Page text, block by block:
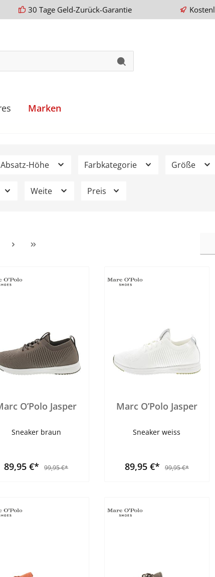
30 Tage Geld-Zurück-Garantie
Marken
Absatz-Höhe Farbkategorie Größe
Weite Preis
O’Polo Jasper
Sneaker braun
89,95 €* 99,95 €*
Marc O’Polo Jasper
Sneaker weiss
89,95 €* 99,95 €*